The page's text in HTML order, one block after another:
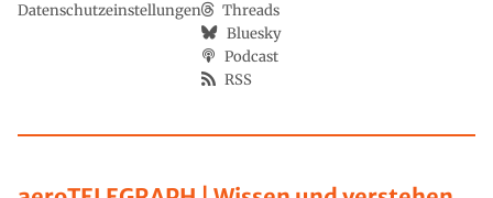
Datenschutzeinstellungen
Threads
Bluesky
Podcast
RSS